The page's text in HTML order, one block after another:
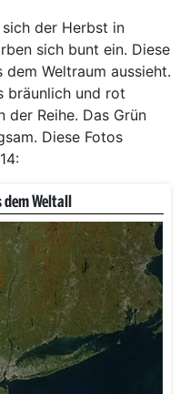
der Herbst in
sich bunt ein. Diese
Weltraum aussieht.
bräunlich und rot
Reihe. Das Grün
Diese Fotos
Weltall